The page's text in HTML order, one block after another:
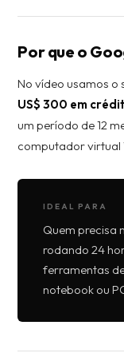
Por que o
No vídeo usamos o
US$ 300 em
um período de 12
computador virtual
IDEAL PARA
Quem precisa
rodando 24
ferramentas
notebook ou